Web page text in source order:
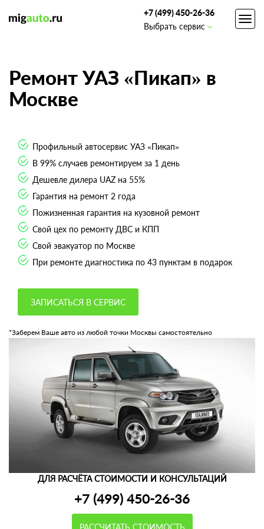
+7 (499) 450-26-36
Выбрать сервис
Ремонт УАЗ «Пикап» в
Москве
Профильный автосервис УАЗ «Пикап»
В 99% случаев ремонтируем за 1 день
Дешевле дилера UAZ на 55%
Гарантия на ремонт 2 года
Пожизненная гарантия на кузовной ремонт
Свой цех по ремонту ДВС и КПП
Свой эвакуатор по Москве
При ремонте диагностика по 43 пунктам в подарок
ЗАПИСАТЬСЯ В СЕРВИС
*Заберем Ваше авто из любой точки Москвы самостоятельно
ДЛЯ РАСЧЁТА СТОИМОСТИ И КОНСУЛЬТАЦИЙ
+7 (499) 450-26-36
РАССЧИТАТЬ СТОИМОСТЬ